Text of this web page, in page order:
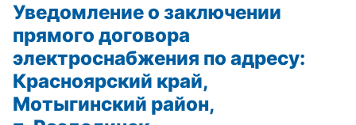
Уведомление о заключении
прямого договора
электроснабжения по адресу:
Красноярский край,
Мотыгинский район,